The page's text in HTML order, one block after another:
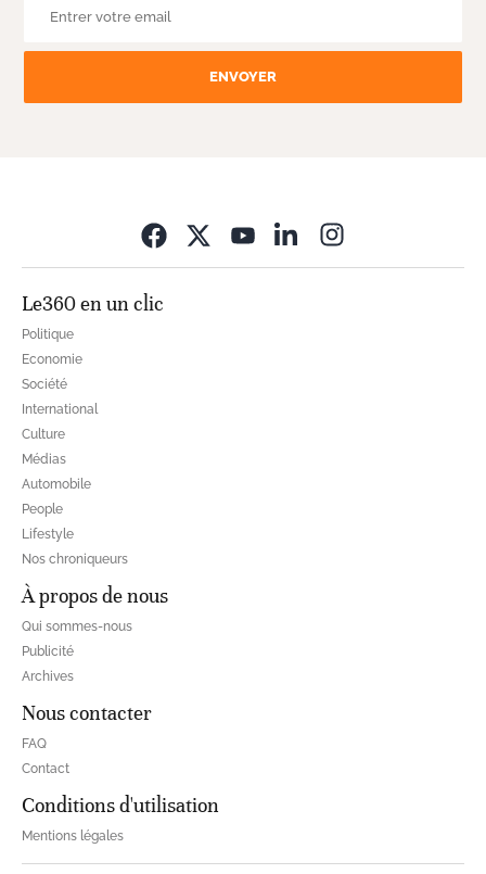
ENVOYER
Le360 en un clic
Politique
Economie
Société
International
Culture
Médias
Automobile
People
Lifestyle
Nos chroniqueurs
À propos de nous
Qui sommes-nous
Publicité
Archives
Nous contacter
FAQ
Contact
Conditions d'utilisation
Mentions légales